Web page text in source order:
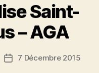
Saint-
– AGA
Date7 Décembre 2015